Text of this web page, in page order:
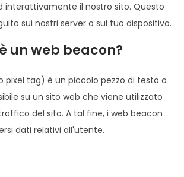
il nostro sito. Questo
sui nostri server o sul tuo dispositivo.
un web beacon?
pixel tag) è un piccolo pezzo di testo o
su un sito web che viene utilizzato
del sito. A tal fine, i web beacon
dati relativi all'utente.